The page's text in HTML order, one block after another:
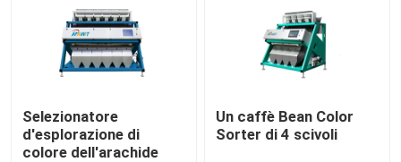
Selezionatore
d'esplorazione di
colore dell'arachide
Un caffè Bean Color
Sorter di 4 scivoli